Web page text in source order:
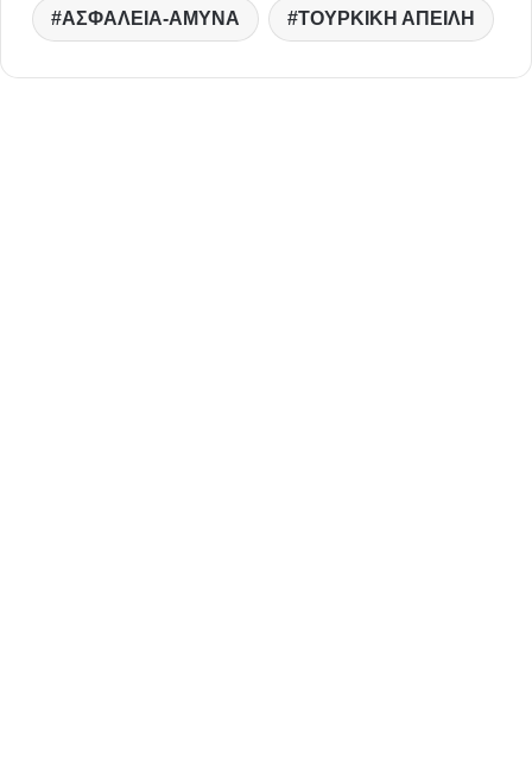
ΑΣΦΑΛΕΙΑ-ΑΜΥΝΑ ΤΟΥΡΚΙΚΗ ΑΠΕΙΛΗ